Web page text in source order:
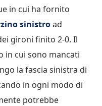
in cui ha fornito
sinistroad
gironi finito 2-0. Il
in cui sono mancati
la fascia sinistra di
in ogni modo di
potrebbe